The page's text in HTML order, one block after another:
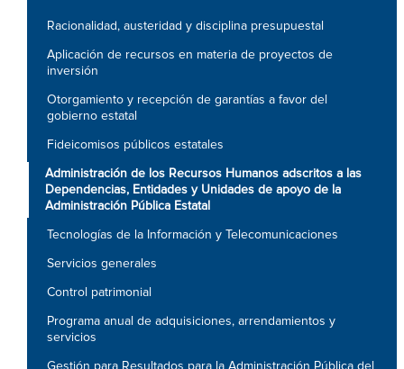
Racionalidad, austeridad y disciplina presupuestal
Aplicación de recursos en materia de proyectos de
inversión
Otorgamiento y recepción de garantías a favor del
gobierno estatal
Fideicomisos públicos estatales
Administración de los Recursos Humanos adscritos a las
Dependencias, Entidades y Unidades de apoyo de la
Administración Pública Estatal
Tecnologías de la Información y Telecomunicaciones
Servicios generales
Control patrimonial
Programa anual de adquisiciones, arrendamientos y
servicios
Gestión para Resultados para la Administración Pública del